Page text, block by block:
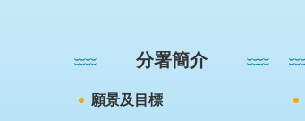
分署簡介
願景及目標